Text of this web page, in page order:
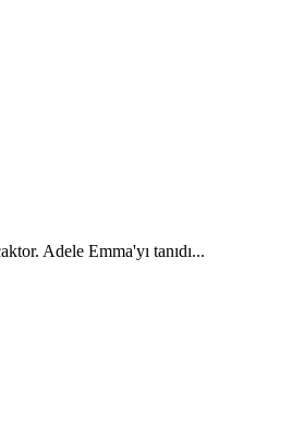
Adele Emma'yı tanıdı...